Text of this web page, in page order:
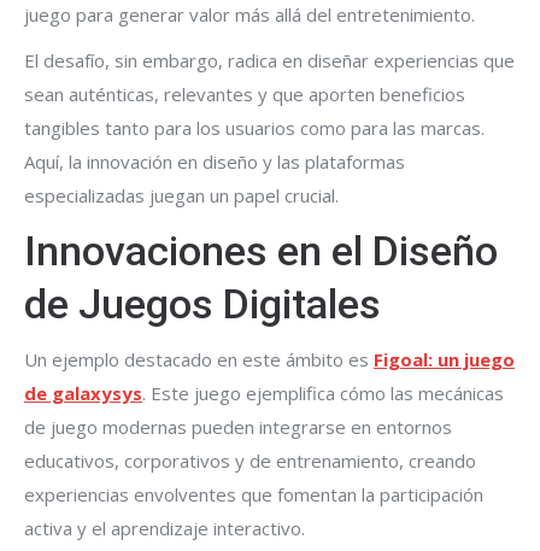
juego para generar valor más allá del entretenimiento.
El desafío, sin embargo, radica en diseñar experiencias que
sean auténticas, relevantes y que aporten beneficios
tangibles tanto para los usuarios como para las marcas.
Aquí, la innovación en diseño y las plataformas
especializadas juegan un papel crucial.
Innovaciones en el Diseño
de Juegos Digitales
Un ejemplo destacado en este ámbito es Figoal: un juego
de galaxysys. Este juego ejemplifica cómo las mecánicas
de juego modernas pueden integrarse en entornos
educativos, corporativos y de entrenamiento, creando
experiencias envolventes que fomentan la participación
activa y el aprendizaje interactivo.